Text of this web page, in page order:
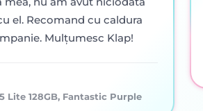
el. Recomand cu caldura
Mulțumesc Klap!
Lite 128GB, Fantastic Purple